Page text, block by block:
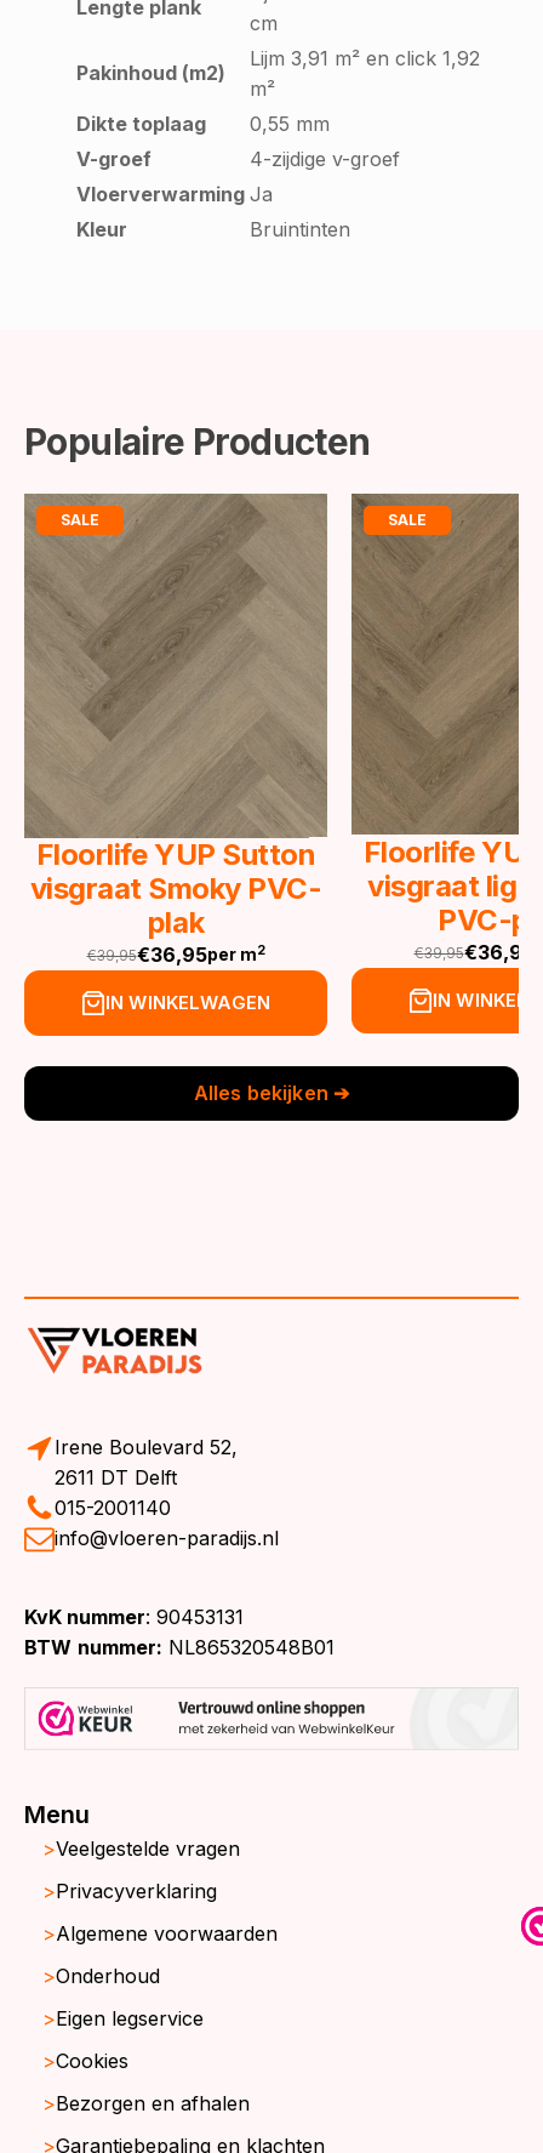
Lengte plank
cm
Pakinhoud (m2)
Lijm 3,91 m² en click 1,92
m²
Dikte toplaag
0,55 mm
V-groef
4-zijdige v-groef
Vloerverwarming Ja
Kleur
Bruintinten
Populaire Producten
SALE
Floorlife YUP Sutton
visgraat Smoky PVC-
plak
€39,95
Oorspronkelijke
prijs
€36,95
Huidige
prijs
per m2
IN WINKELWAGEN
SALE
Floorlife
visgraat
PVC-
€39,95
prijs
€36,95
Huidige
prijs
IN
Alles bekijken ➔
Irene Boulevard 52,
2611 DT Delft
015-2001140
info@vloeren-paradijs.nl
KvK nummer: 90453131
BTW nummer: NL865320548B01
Menu
Veelgestelde vragen
Privacyverklaring
Algemene voorwaarden
Onderhoud
Eigen legservice
Cookies
Bezorgen en afhalen
Garantiebepaling en klachten